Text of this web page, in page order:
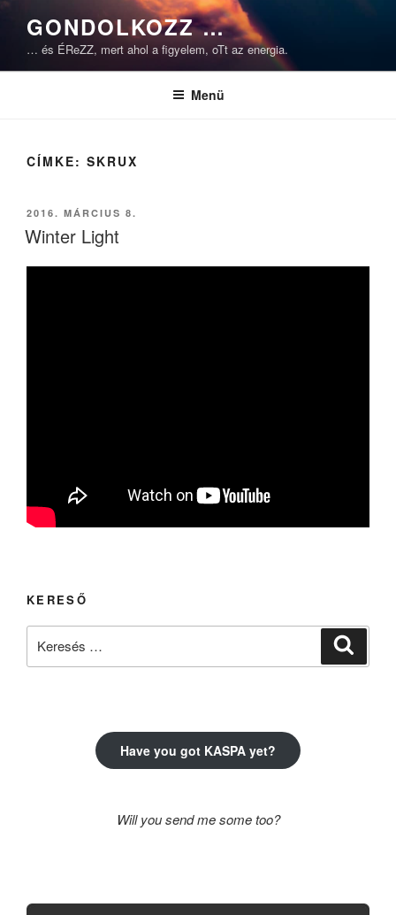
Tartalomhoz
GONDOLKOZZ …
… és ÉReZZ, mert ahol a figyelem, oTt az energia.
Menü
CÍMKE: SKRUX
BEKÜLDVE:
2016. MÁRCIUS 8.
Winter Light
KERESŐ
Have you got KASPA yet?
Will you send me some too?